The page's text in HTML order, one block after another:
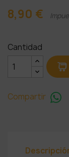
8,90 €
Cantidad
Compartir